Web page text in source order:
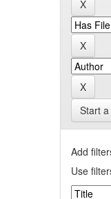
Start
Add
Use